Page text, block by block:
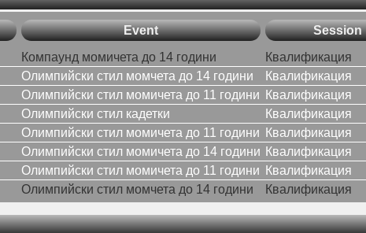
Event Session
Компаунд момичета до 14 години
Квалификация
Олимпийски стил момчета до 14 години
Квалификация
Олимпийски стил момичета до 11 години
Квалификация
Олимпийски стил кадетки
Квалификация
Олимпийски стил момичета до 11 години
Квалификация
Олимпийски стил момичета до 14 години Квалификация
Олимпийски стил момичета до 11 години
Квалификация
Олимпийски стил момчета до 14 години Квалификация